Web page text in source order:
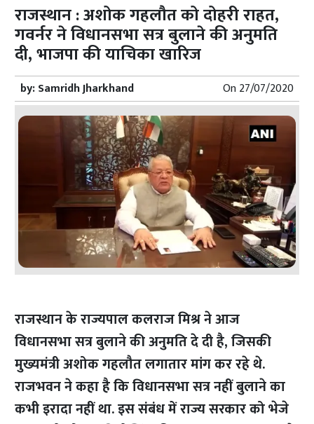
राजस्थान : अशोक गहलौत को दोहरी राहत,
गवर्नर ने विधानसभा सत्र बुलाने की अनुमति
दी, भाजपा की याचिका खारिज
by:Samridh Jharkhand On27/07/2020
राजस्थान के राज्यपाल कलराज मिश्र ने आज
विधानसभा सत्र बुलाने की अनुमति दे दी है, जिसकी
मुख्यमंत्री अशोक गहलौत लगातार मांग कर रहे थे.
राजभवन ने कहा है कि विधानसभा सत्र नहीं बुलाने का
कभी इरादा नहीं था. इस संबंध में राज्य सरकार को भेजे